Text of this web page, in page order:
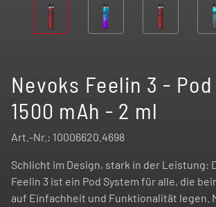
Nevoks Feelin 3 -
1500 mAh - 2 ml
Art.-Nr.: 10006620.4698
Schlicht im Design, stark in der Leistung:
Feelin 3 ist ein Pod System für alle, die
auf Einfachheit und Funktionalität legen.